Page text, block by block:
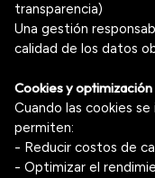
transparencia)
Una gestión
calidad de los datos
Cookies y
Cuando las cookies
permiten:
- Reducir costos de
- Optimizar el